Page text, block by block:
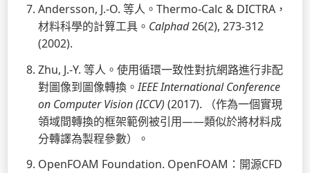
Andersson, J.-O. 等人。Thermo-Calc & DICTRA，
材料科學的計算工具。 Calphad26(2), 273-312
(2002).
Zhu, J.-Y. 等人。使用循環一致性對抗網路進行非配
對圖像到圖像轉換。IEEE International Conference
on Computer Vision (ICCV) (2017). （作為一個實現
領域間轉換的框架範例被引用——類似於將材料成
分轉譯為製程參數）。
OpenFOAM Foundation. OpenFOAM：開源CFD